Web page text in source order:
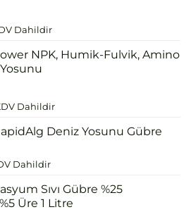
Dahildir
NPK, Humik-Fulvik, Amino
Dahildir
Deniz Yosunu Gübre
Dahildir
Sıvı Gübre %25
Üre 1 Litre